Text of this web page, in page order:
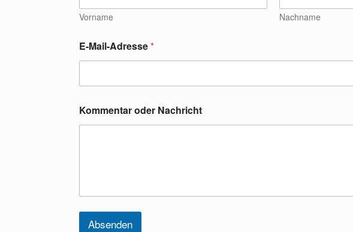
Vorname Nachname
E-Mail-Adresse*
d
e
e
Kommentar oder Nachricht
Absenden